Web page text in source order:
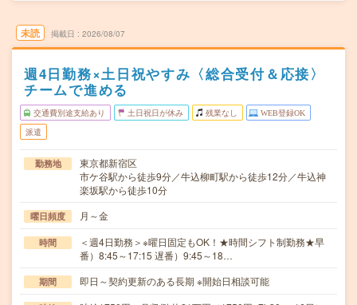
未読 掲載日 2026/08/07
週4日勤務×土日祝やすみ〈総合受付＆応接〉
チームで進める
交通費別途支給あり 土日祝日が休み 残業なし WEB登録OK
派遣
勤務地
東京都新宿区
市ケ谷駅から徒歩9分／牛込柳町駅から徒歩12分／牛込神
楽坂駅から徒歩10分
曜日頻度 月～金
時間
＜週4日勤務＞※曜日固定もOK！★時間シフト制勤務★早
番）8:45～17:15 遅番）9:45～18…
期間 即日～契約更新のある長期 ※開始日相談可能